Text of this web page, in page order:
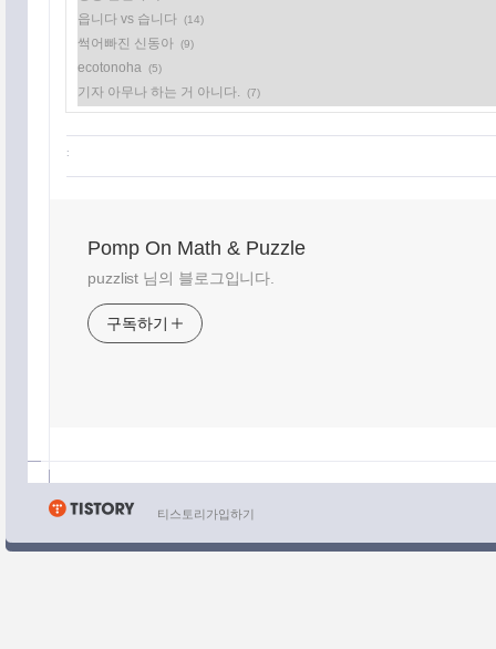
읍니다 vs 습니다 (14)
썩어빠진 신동아 (9)
ecotonoha (5)
기자 아무나 하는 거 아니다. (7)
:
Pomp On Math & Puzzle
puzzlist 님의 블로그입니다.
구독하기
티스토리가입하기